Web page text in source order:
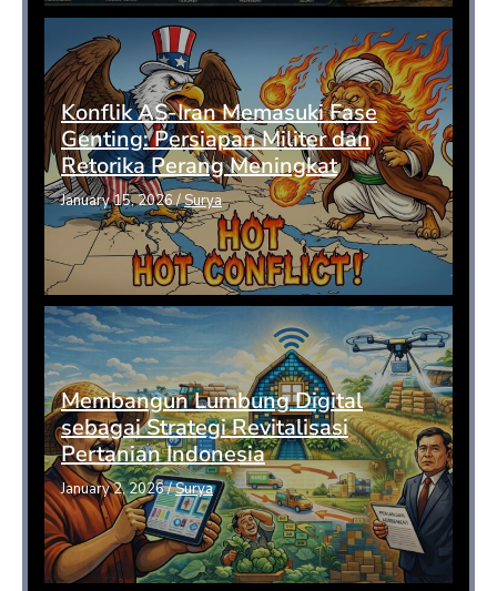
Konflik AS-Iran Memasuki Fase
Genting: Persiapan Militer dan
Retorika Perang Meningkat
January 15, 2026/Surya
Membangun Lumbung Digital
sebagai Strategi Revitalisasi
Pertanian Indonesia
January 2, 2026/Surya